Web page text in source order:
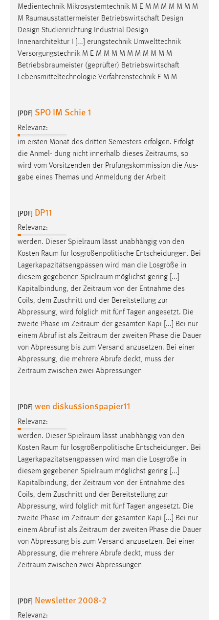
Medientechnik Mikrosystemtechnik M E M M M M M M M
M Raumausstattermeister Betriebswirtschaft Design
Design Studienrichtung Industrial Design
Innenarchitektur I [...] erungstechnik Umwelttechnik
Versorgungstechnik M E M M M M M M M M M M
Betriebsbraumeister (geprüfter) Betriebswirtschaft
Lebensmitteltechnologie Verfahrenstechnik E M M
[PDF] SPO IM Schie 1
Relevanz:
im ersten Monat des dritten Semesters erfolgen. Erfolgt
die Anmel- dung nicht innerhalb dieses Zeitraums, so
wird vom Vorsitzenden der Prüfungskommission die Aus-
gabe eines Themas und Anmeldung der Arbeit
[PDF] DP11
Relevanz:
werden. Dieser Spielraum lässt unabhängig von den
Kosten Raum für losgrößenpolitische Entscheidungen. Bei
Lagerkapazitätsengpässen wird man die Losgröße in
diesem gegebenen Spielraum möglichst gering [...]
Kapitalbindung, der Zeitraum von der Entnahme des
Coils, dem Zuschnitt und der Bereitstellung zur
Abpressung, wird folglich mit fünf Tagen angesetzt. Die
zweite Phase im Zeitraum der gesamten Kapi [...] Bei nur
einem Abruf ist als Zeitraum der zweiten Phase die Dauer
von Abpressung bis zum Versand anzusetzen. Bei einer
Abpressung, die mehrere Abrufe deckt, muss der
Zeitraum zwischen zwei Abpressungen
[PDF] wen diskussionspapier11
Relevanz:
werden. Dieser Spielraum lässt unabhängig von den
Kosten Raum für losgrößenpolitische Entscheidungen. Bei
Lagerkapazitätsengpässen wird man die Losgröße in
diesem gegebenen Spielraum möglichst gering [...]
Kapitalbindung, der Zeitraum von der Entnahme des
Coils, dem Zuschnitt und der Bereitstellung zur
Abpressung, wird folglich mit fünf Tagen angesetzt. Die
zweite Phase im Zeitraum der gesamten Kapi [...] Bei nur
einem Abruf ist als Zeitraum der zweiten Phase die Dauer
von Abpressung bis zum Versand anzusetzen. Bei einer
Abpressung, die mehrere Abrufe deckt, muss der
Zeitraum zwischen zwei Abpressungen
[PDF] Newsletter 2008-2
Relevanz: